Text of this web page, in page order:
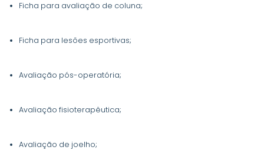
Ficha para avaliação de coluna;
Ficha para lesões esportivas;
Avaliação pós-operatória;
Avaliação fisioterapêutica;
Avaliação de joelho;